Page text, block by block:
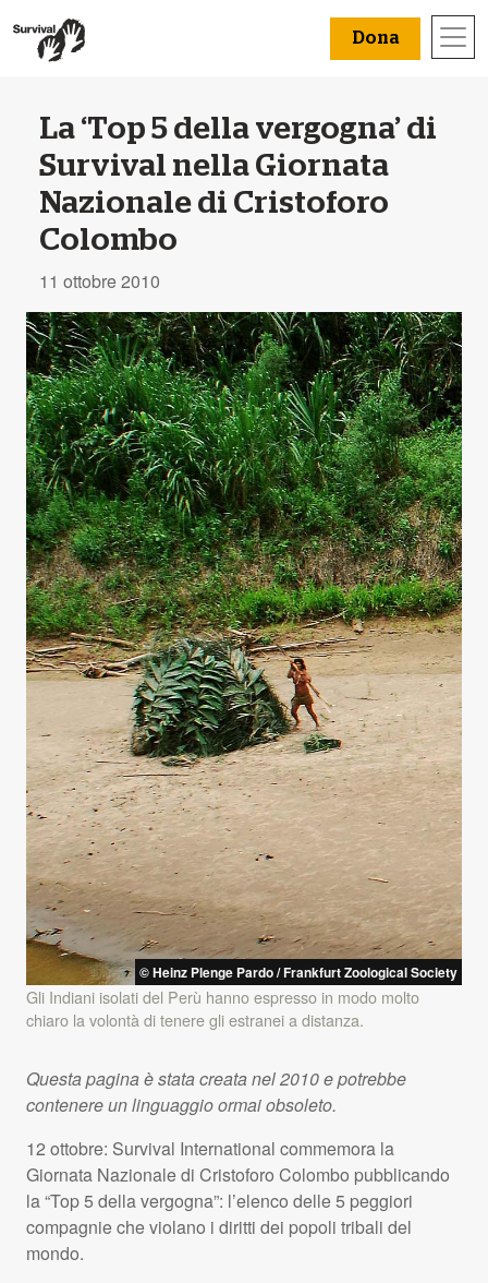
Dona
La ‘Top 5 della vergogna’ di
Survival nella Giornata
Nazionale di Cristoforo
Colombo
11 ottobre 2010
© Heinz Plenge Pardo / Frankfurt Zoological Society
Gli Indiani isolati del Perù hanno espresso in modo molto
chiaro la volontà di tenere gli estranei a distanza.
Questa pagina è stata creata nel 2010 e potrebbe
contenere un linguaggio ormai obsoleto.
12 ottobre: Survival International commemora la
Giornata Nazionale di Cristoforo Colombo pubblicando
la “Top 5 della vergogna”: l’elenco delle 5 peggiori
compagnie che violano i diritti dei popoli tribali del
mondo.